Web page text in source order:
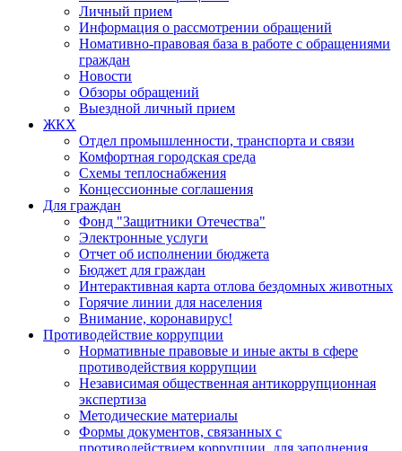
Личный прием
Информация о рассмотрении обращений
Номативно-правовая база в работе с обращениями
граждан
Новости
Обзоры обращений
Выездной личный прием
ЖКХ
Отдел промышленности, транспорта и связи
Комфортная городская среда
Схемы теплоснабжения
Концессионные соглашения
Для граждан
Фонд "Защитники Отечества"
Электронные услуги
Отчет об исполнении бюджета
Бюджет для граждан
Интерактивная карта отлова бездомных животных
Горячие линии для населения
Внимание, коронавирус!
Противодействие коррупции
Нормативные правовые и иные акты в сфере
противодействия коррупции
Независимая общественная антикоррупционная
экспертиза
Методические материалы
Формы документов, связанных с
противодействием коррупции, для заполнения